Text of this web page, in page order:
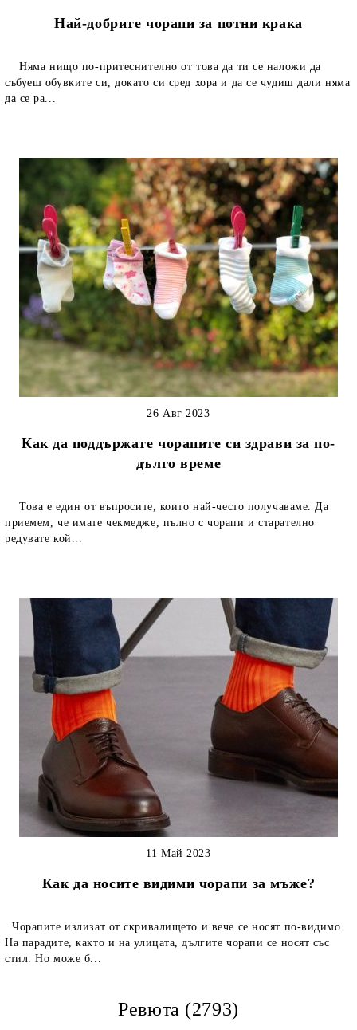
Най-добрите чорапи за потни крака
Няма нищо по-притеснително от това да ти се наложи да
събуеш обувките си, докато си сред хора и да се чудиш дали няма
да се ра...
Как да поддържате чорапите си здрави за по-
дълго време
26 Авг 2023
Това е един от въпросите, които най-често получаваме. Да
приемем, че имате чекмедже, пълно с чорапи и старателно
редувате кой...
Как да носите видими чорапи за мъже?
11 Май 2023
Чорапите излизат от скривалището и вече се носят по-видимо.
На парадите, както и на улицата, дългите чорапи се носят със
стил. Но може б...
Ревюта (2793)